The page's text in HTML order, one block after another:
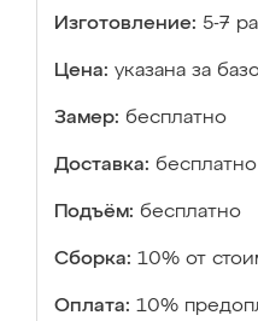
Изготовление: 5-7
Цена: указана за
Замер: бесплатно
Доставка: бесплатно
Подъём: бесплатно
Сборка: 10% от
Оплата: 10%